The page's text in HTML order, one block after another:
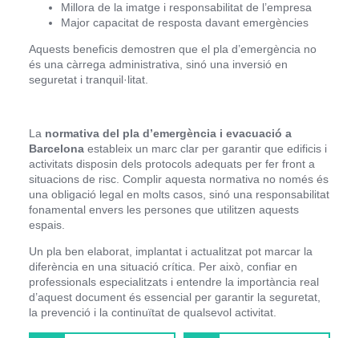
Millora de la imatge i responsabilitat de l’empresa
Major capacitat de resposta davant emergències
Aquests beneficis demostren que el pla d’emergència no
és una càrrega administrativa, sinó una inversió en
seguretat i tranquil·litat.
La normativa del pla d’emergència i evacuació a
Barcelona estableix un marc clar per garantir que edificis i
activitats disposin dels protocols adequats per fer front a
situacions de risc. Complir aquesta normativa no només és
una obligació legal en molts casos, sinó una responsabilitat
fonamental envers les persones que utilitzen aquests
espais.
Un pla ben elaborat, implantat i actualitzat pot marcar la
diferència en una situació crítica. Per això, confiar en
professionals especialitzats i entendre la importància real
d’aquest document és essencial per garantir la seguretat,
la prevenció i la continuïtat de qualsevol activitat.